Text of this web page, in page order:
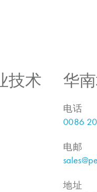
技术
华
电话
0086
电邮
地址